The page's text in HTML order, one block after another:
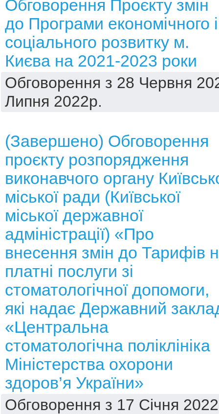
Обговорення Проєкту змін
до Програми економічного і
соціального розвитку м.
Києва на 2021-2023 роки
Обговорення з 28 Червня
Липня 2022р.
(Завершено) Обговорення
проєкту розпорядження
виконавчого органу
міської ради (Київської
міської державної
адміністрації) «Про
внесення змін до Тарифів
платні послуги зі
стоматологічної допомоги,
які надає Державний
«Центральна
стоматологічна поліклініка
Міністерства охорони
здоров’я України»
Обговорення з 17 Січня